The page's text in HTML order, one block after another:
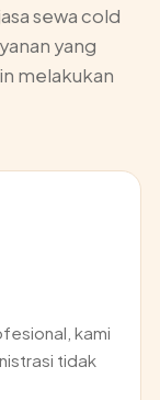
sewa cold
yang
melakukan
kami
tidak